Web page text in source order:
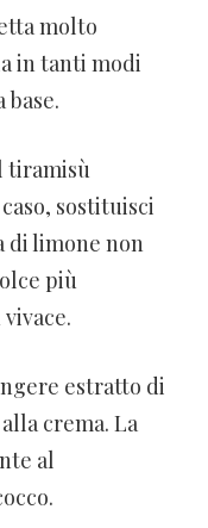
molto
in tanti modi
base.
tiramisù
sostituisci
di limone non
più
estratto di
crema. La
al